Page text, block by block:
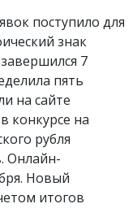
поступило для
знак
7
пять
на сайте
конкурсе на
рубля
Онлайн-
Новый
итогов